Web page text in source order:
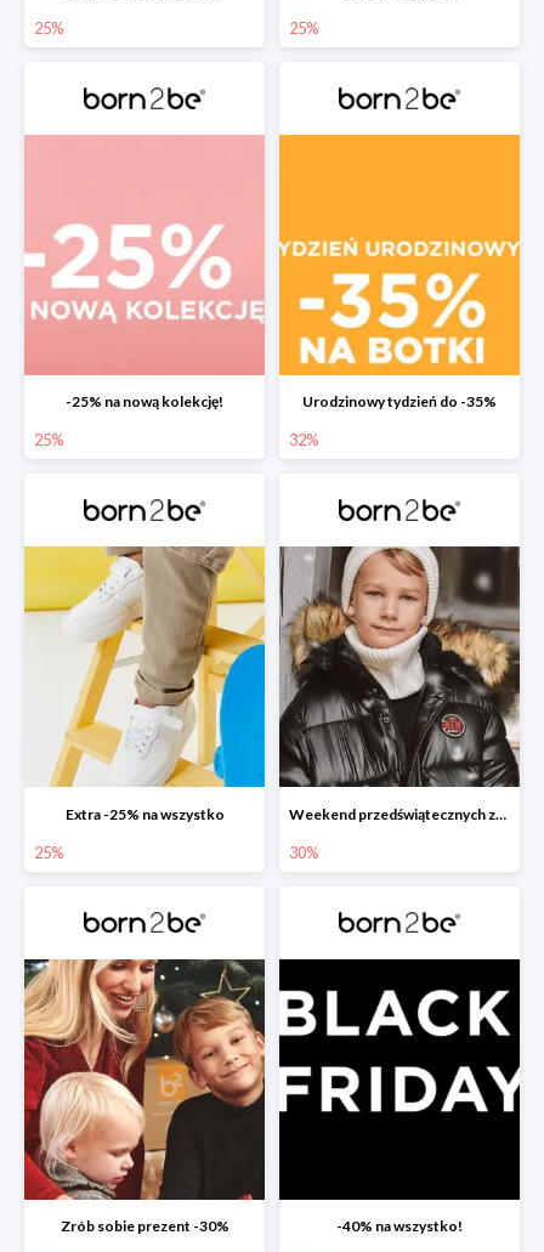
25% 25%
-25% na nową kolekcję!
25%
Urodzinowy tydzień do -35%
32%
Extra -25% na wszystko
25%
Weekend przedświątecznych zakupów
30%
Zrób sobie prezent -30% -40% na wszystko!